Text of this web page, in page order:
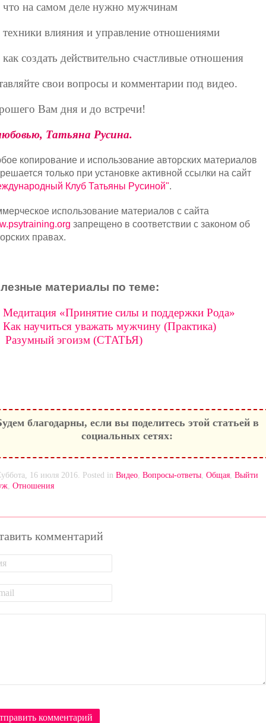
что на самом деле нужно мужчинам
техники влияния и управление отношениями
как создать действительно счастливые отношения
свои вопросы и комментарии под видео.
Вам дня и до встречи!
Татьяна Русина.
копирование и использование авторских материалов
только при установке активной ссылки на сайт
Клуб Татьяны Русиной".
использование материалов с сайта
запрещено в соответствии с законом об
правах.
материалы по теме:
Медитация «Принятие силы и поддержки Рода»
Как научиться уважать мужчину (Практика)
Разумный эгоизм (СТАТЬЯ)
благодарны, если вы поделитесь этой статьей в
социальных сетях:
16 июля 2016. Posted in Видео, Вопросы-ответы, Общая, Выйти
, Отношения
комментарий
комментарий